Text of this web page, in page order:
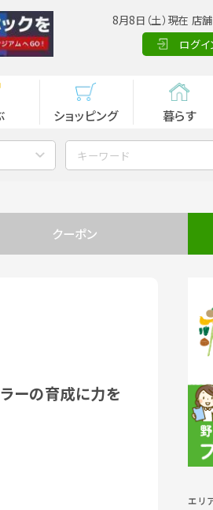
8月8日（土）現在
ログイ
ショッピング 暮らす
クーポン
ーの育成に力を
エリ